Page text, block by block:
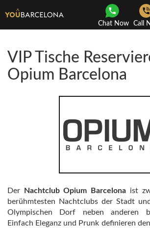
Chat Now Call
VIP Tische
Opium Barcelona
Der Nachtclub Opium Barcelona ist
berühmtesten Nachtclubs der Stadt
Olympischen Dorf neben anderen
Einfach Eleganz und Prunk definieren